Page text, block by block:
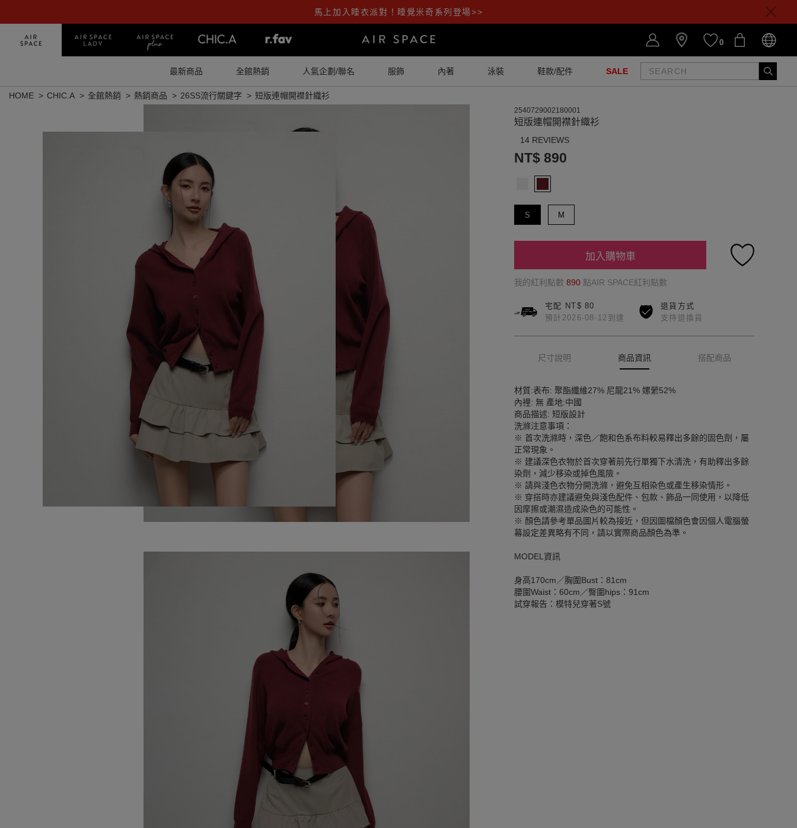
馬上加入睡衣派對！睡覺米奇系列登場>>
0
最新商品 全館熱銷 人氣企劃/聯名 服飾 內著 泳裝 鞋款/配件 SALE
HOME CHIC.A 全館熱銷 熱銷商品 26SS流行關鍵字 短版連帽開襟針織衫
2540729002180001
短版連帽開襟針織衫
14 REVIEWS
NT$ 890
S M
加入購物車
我的紅利點數 890 點AIR SPACE紅利點數
宅配 NT$ 80
預計2026-08-12到達
退貨方式
支持退換貨
尺寸說明 商品資訊 搭配商品
材質:表布: 聚酯纖維27% 尼龍21% 嫘縈52%
內裡: 無 產地:中國
商品描述: 短版設計
洗滌注意事項：
※ 首次洗滌時，深色／飽和色系布料較易釋出多餘的固色劑，屬
正常現象。
※ 建議深色衣物於首次穿著前先行單獨下水清洗，有助釋出多餘
染劑，減少移染或掉色風險。
※ 請與淺色衣物分開洗滌，避免互相染色或產生移染情形。
※ 穿搭時亦建議避免與淺色配件、包款、飾品一同使用，以降低
因摩擦或潮濕造成染色的可能性。
※ 顏色請參考單品圖片較為接近，但因圖檔顏色會因個人電腦螢
幕設定差異略有不同，請以實際商品顏色為準。
MODEL資訊
身高170cm／胸圍Bust：81cm
腰圍Waist：60cm／臀圍hips：91cm
試穿報告：模特兒穿著S號